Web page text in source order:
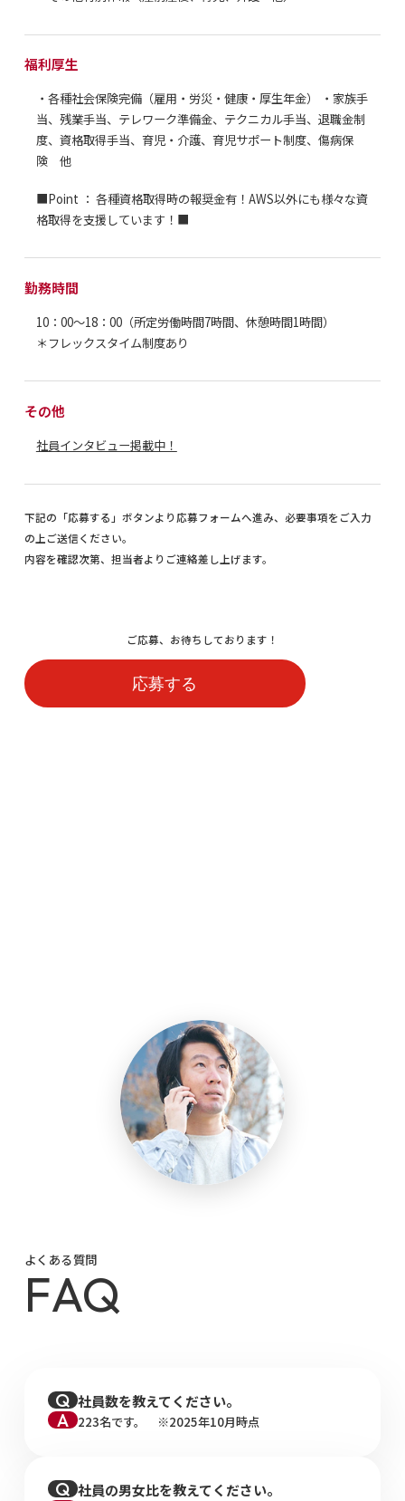
福利厚生
・各種社会保険完備（雇用・労災・健康・厚生年金） ・家族手
当、残業手当、テレワーク準備金、テクニカル手当、退職金制
度、資格取得手当、育児・介護、育児サポート制度、傷病保
険 他
■Point ： 各種資格取得時の報奨金有！AWS以外にも様々な資
格取得を支援しています！■
勤務時間
10：00～18：00（所定労働時間7時間、休憩時間1時間）
＊フレックスタイム制度あり
その他
社員インタビュー掲載中！
下記の「応募する」ボタンより応募フォームへ進み、必要事項をご入力
の上ご送信ください。
内容を確認次第、担当者よりご連絡差し上げます。
ご応募、お待ちしております！
応募する
よくある質問
FAQ
社員数を教えてください。
223名です。 ※2025年10月時点
社員の男女比を教えてください。